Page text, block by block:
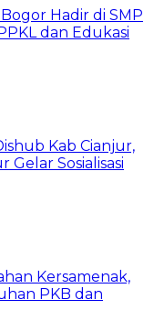
Hadir di SMP
dan Edukasi
Kab Cianjur,
Gelar Sosialisasi
Kersamenak,
PKB dan